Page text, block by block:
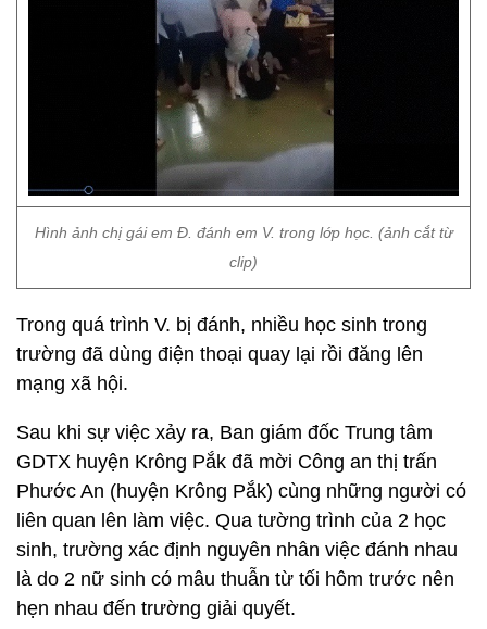
Hình ảnh chị gái em Đ. đánh em V. trong lớp học. (ảnh cắt từ
clip)
Trong quá trình V. bị đánh, nhiều học sinh trong
trường đã dùng điện thoại quay lại rồi đăng lên
mạng xã hội.
Sau khi sự việc xảy ra, Ban giám đốc Trung tâm
GDTX huyện Krông Pắk đã mời Công an thị trấn
Phước An (huyện Krông Pắk) cùng những người có
liên quan lên làm việc. Qua tường trình của 2 học
sinh, trường xác định nguyên nhân việc đánh nhau
là do 2 nữ sinh có mâu thuẫn từ tối hôm trước nên
hẹn nhau đến trường giải quyết.